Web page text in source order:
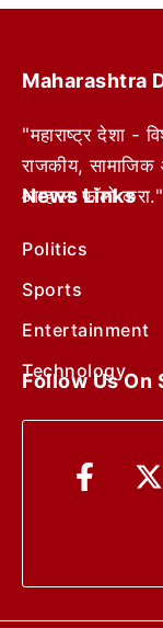
Maharashtra
"महाराष्ट्र देशा -
राजकीय, सामाजिक
आम्हाला फॉलो करा."
News Links
Politics
Sports
Entertainment
Technology
Follow Us On